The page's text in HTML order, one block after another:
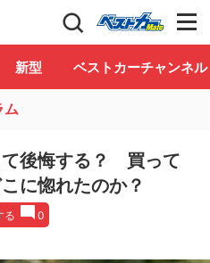
「ベストカー」 Club
新型 ベストカーチャンネル
ム
て後悔する？ 買って
に惚れたのか？
る
0